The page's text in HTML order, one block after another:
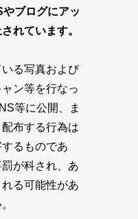
ブログにアッ
れています。
る写真および
ン等を行なっ
等に公開、ま
布する行為は
るものであ
が科され、あ
る可能性があ